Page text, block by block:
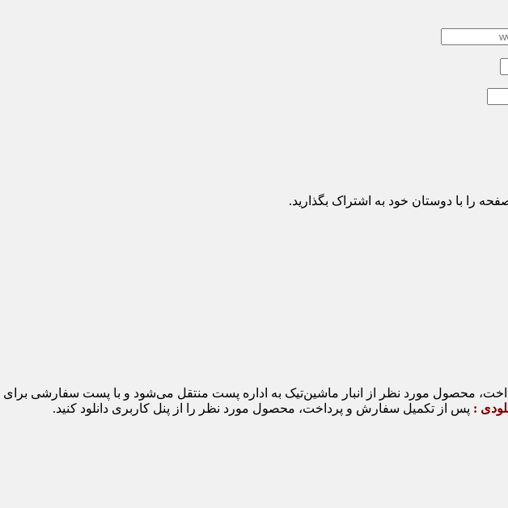
را با دوستان خود به اشتراک بگذارید.
: پس از تکمیل سفارش و پرداخت، محصول مورد نظر را از پنل کاربری دانلود کنید.